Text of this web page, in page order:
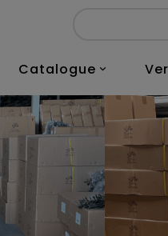

Catalogue